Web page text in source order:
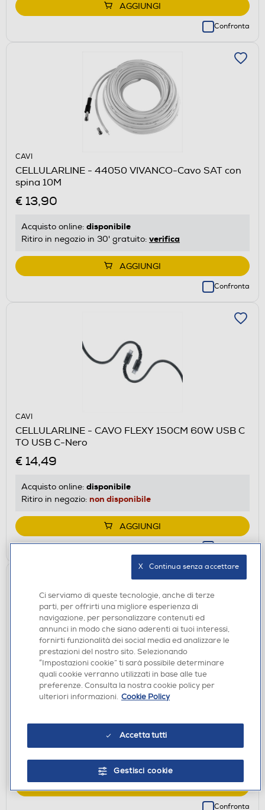
AGGIUNGI
Confronta
CAVI
CELLULARLINE - 44050 VIVANCO-Cavo SAT con
spina 10M
€ 13,90
Acquisto online: disponibile
Ritiro in negozio in 30' gratuito: verifica
AGGIUNGI
Confronta
CAVI
CELLULARLINE - CAVO FLEXY 150CM 60W USB C
TO USB C-Nero
€ 14,49
Acquisto online: disponibile
Ritiro in negozio: non disponibile
AGGIUNGI
Confronta
CELLULARLINE - 44185 VIVANCO-Distributore
segnale SAT 2 prese F
€ 7,90
Acquisto online:disponibile
Ritiro in negozio in 30' gratuito:verifica
Confronta
Ci serviamo di queste tecnologie, anche di terze
parti, per offrirti una migliore esperienza di
navigazione, per personalizzare contenuti ed
annunci in modo che siano aderenti ai tuoi interessi,
fornirti funzionalità dei social media ed analizzare le
prestazioni del nostro sito. Selezionando
“Impostazioni cookie” ti sarà possibile determinare
quali cookie verranno utilizzati in base alle tue
preferenze. Consulta la nostra cookie policy per
ulteriori informazioni. Cookie Policy
Accetta tutti
Gestisci cookie
X   Continua senza accettare